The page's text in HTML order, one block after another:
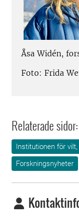
Åsa Widén,
Foto: Frida
Relaterade sidor:
Institutionen för
Forskningsnyheter